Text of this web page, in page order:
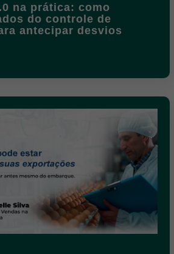
na prática: como
do controle de
antecipar desvios